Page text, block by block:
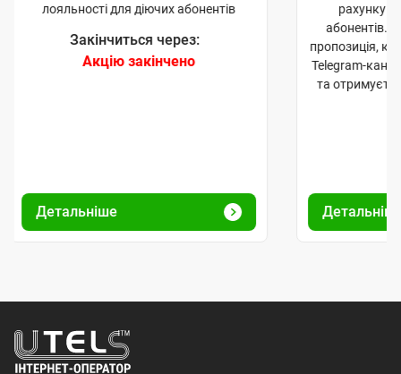
лояльності для діючих абонентів
Закінчиться через:
Акцію закінчено
Детальніше
рахунку
абонентів.
пропозиція,
Telegram-
та